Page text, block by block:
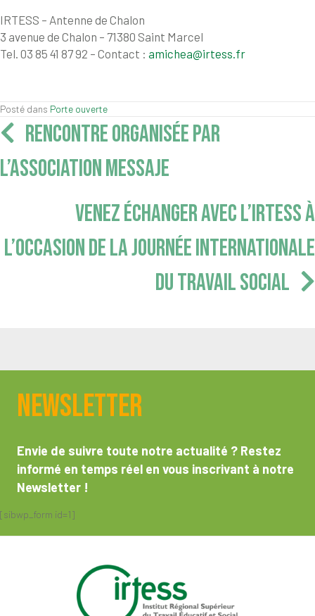
IRTESS – Antenne de Chalon
3 avenue de Chalon – 71380 Saint Marcel
Tel. 03 85 41 87 92 – Contact : amichea@irtess.fr
Posté dans Porte ouverte
Navigation
articles
RENCONTRE ORGANISÉE PAR
L’ASSOCIATION MESSAJE
VENEZ ÉCHANGER AVEC L’IRTESS À
L’OCCASION DE LA JOURNÉE INTERNATIONALE
DU TRAVAIL SOCIAL
Newsletter
Envie de suivre toute notre actualité ? Restez
informé en temps réel en vous inscrivant à notre
Newsletter !
[sibwp_form id=1]